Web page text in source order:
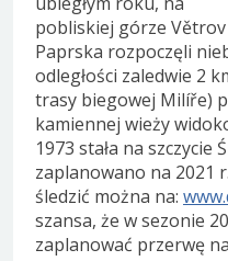
pobliskiej górze Větrov
Paprska rozpoczęli
odległości zaledwie 2
trasy biegowej Milíře)
kamiennej wieży
1973 stała na szczycie
zaplanowano na 2021
śledzić można na:
szansa, że w sezonie
zaplanować przerwę